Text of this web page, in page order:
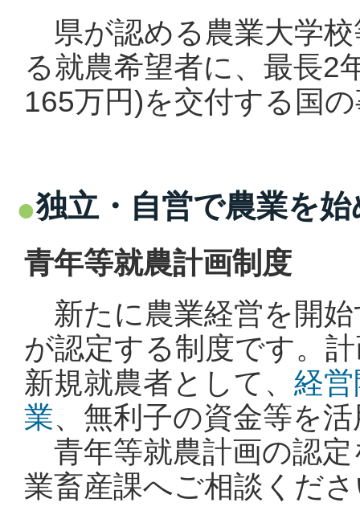
県が認める農業大学校
る就農希望者に、最長2
165万円)を交付する国
独立・自営で農業を
青年等就農計画制度
新たに農業経営を開始
が認定する制度です。
新規就農者として、 経
業、無利子の資金等を
青年等就農計画の認
業畜産課へご相談くだ